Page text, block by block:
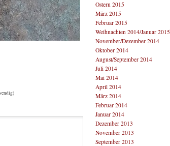
Ostern 2015
März 2015
Februar 2015
Weihnachten 2014/Januar 2015
November/Dezember 2014
Oktober 2014
August/September 2014
Juli 2014
Mai 2014
April 2014
März 2014
Februar 2014
Januar 2014
Dezember 2013
November 2013
September 2013